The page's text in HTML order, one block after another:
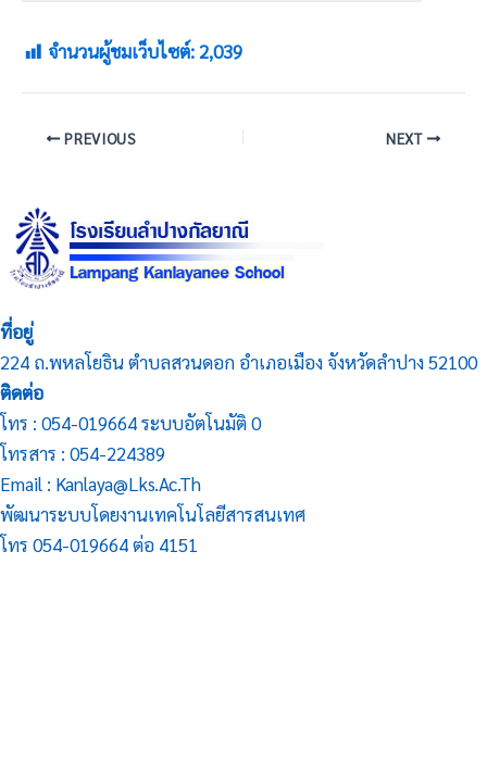
จำนวนผู้ชมเว็บไซต์:2,039
PREVIOUS NEXT
ที่อยู่
224 ถ.พหลโยธิน ตำบลสวนดอก อำเภอเมือง จังหวัดลำปาง 52100
ติดต่อ
โทร : 054-019664 ระบบอัตโนมัติ 0
โทรสาร : 054-224389
Email : Kanlaya@lks.ac.th
พัฒนาระบบโดยงานเทคโนโลยีสารสนเทศ
โทร 054-019664 ต่อ 4151